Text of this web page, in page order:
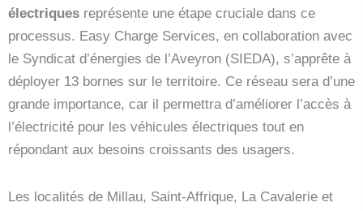
électriques représente une étape cruciale dans ce
processus. Easy Charge Services, en collaboration avec
le Syndicat d’énergies de l’Aveyron (SIEDA), s’apprête à
déployer 13 bornes sur le territoire. Ce réseau sera d’une
grande importance, car il permettra d’améliorer l’accès à
l’électricité pour les véhicules électriques tout en
répondant aux besoins croissants des usagers.
Les localités de Millau, Saint-Affrique, La Cavalerie et